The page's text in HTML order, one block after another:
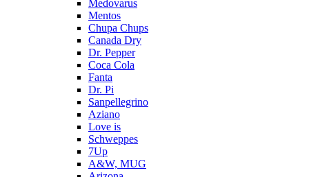
Medovarus
Mentos
Chupa Chups
Canada Dry
Dr. Pepper
Coca Cola
Fanta
Dr. Pi
Sanpellegrino
Aziano
Love is
Schweppes
7Up
A&W, MUG